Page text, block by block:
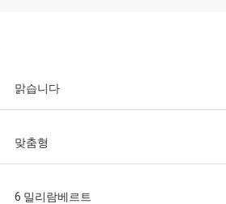
맑습니다
맞춤형
6 밀리람베르트